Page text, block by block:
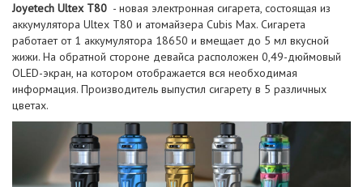
Joyetech Ultex T80 - новая электронная сигарета, состоящая из
аккумулятора Ultex T80 и атомайзера Cubis Max. Сигарета
работает от 1 аккумулятора 18650 и вмещает до 5 мл вкусной
жижи. На обратной стороне девайса расположен 0,49-дюймовый
OLED-экран, на котором отображается вся необходимая
информация. Производитель выпустил сигарету в 5 различных
цветах.